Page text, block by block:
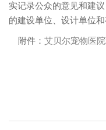
实记录公众的意见和建
的建设单位、设计单位和
附件： 艾贝尔宠物医